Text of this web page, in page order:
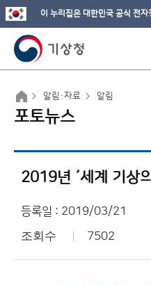
이 누리집은 대한민국 공식 전
알림·자료 알림
포토뉴스
2019년 ´세계 기상
등록일 : 2019/03/21
조회수 7502